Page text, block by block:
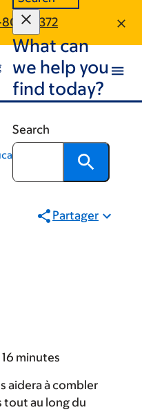
0372
What can
we help you
find today?
Search
Partager
minutes
aidera à combler
tout au long du